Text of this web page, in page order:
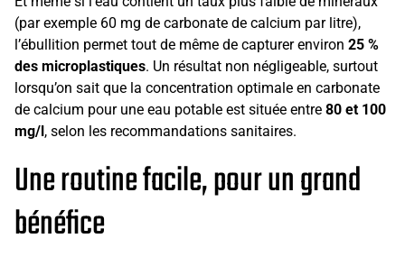
(par exemple 60 mg de carbonate de calcium par litre),
l’ébullition permet tout de même de capturer environ 25 %
des microplastiques. Un résultat non négligeable, surtout
lorsqu’on sait que la concentration optimale en carbonate
de calcium pour une eau potable est située entre 80 et 100
mg/l , selon les recommandations sanitaires.
Une routine facile, pour un grand
bénéfice